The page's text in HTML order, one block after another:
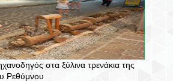
στα ξύλινα τρενάκια της
Ρεθύμνου